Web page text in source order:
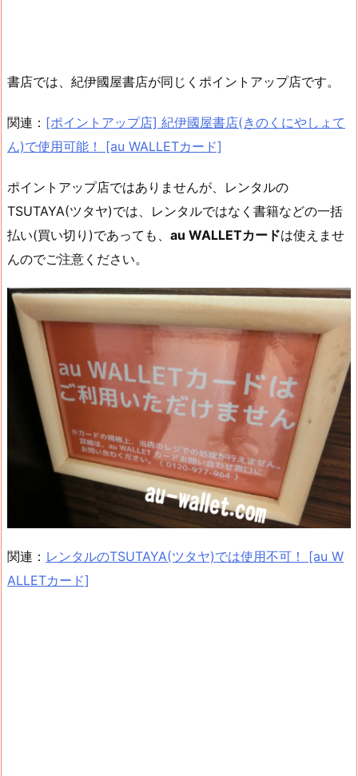
書店では、紀伊國屋書店が同じくポイントアップ店です。
関連： [ポイントアップ店] 紀伊國屋書店(きのくにやしょて
ん)で使用可能！ [au WALLETカード]
ポイントアップ店ではありませんが、レンタルの
TSUTAYA(ツタヤ)では、レンタルではなく書籍などの一括
払い(買い切り)であっても、 au WALLETカードは使えませ
んのでご注意ください。
関連： レンタルのTSUTAYA(ツタヤ)では使用不可！ [au W
ALLETカード]